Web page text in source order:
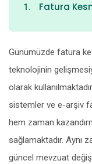
Fatura
Günümüzde fatura
teknolojinin
olarak
sistemler ve e-arşiv
hem zaman
sağlamaktadır. Aynı
güncel mevzuat